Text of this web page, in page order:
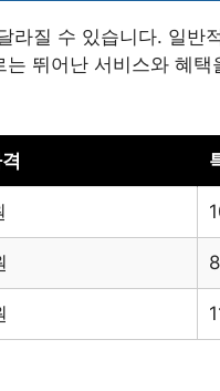
라질 수 있습니다. 일반
뛰어난 서비스와 혜